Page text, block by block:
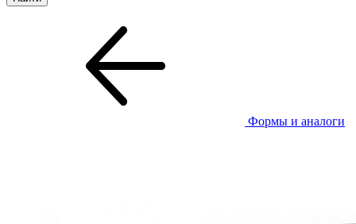
Формы и аналоги